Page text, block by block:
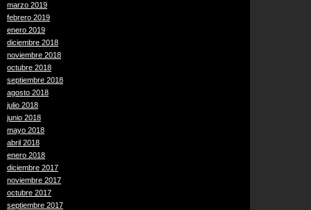
marzo 2019
febrero 2019
enero 2019
diciembre 2018
noviembre 2018
octubre 2018
septiembre 2018
agosto 2018
julio 2018
junio 2018
mayo 2018
abril 2018
enero 2018
diciembre 2017
noviembre 2017
octubre 2017
septiembre 2017